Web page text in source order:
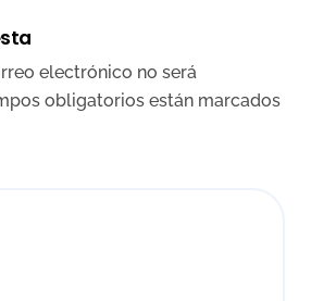
electrónico no será
obligatorios están marcados